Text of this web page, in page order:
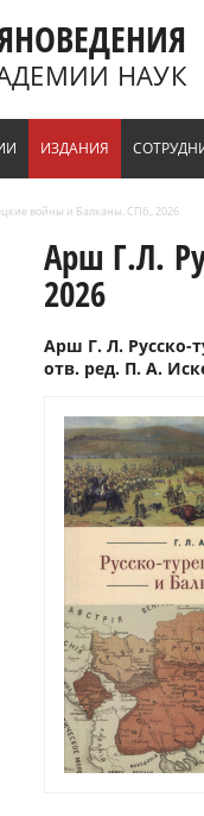
НАУК
ИЗДАНИЯ
войны и Балканы. СПб., 2026
Арш Г.Л.
2026
Арш Г. Л. Русско-
отв. ред. П. А.